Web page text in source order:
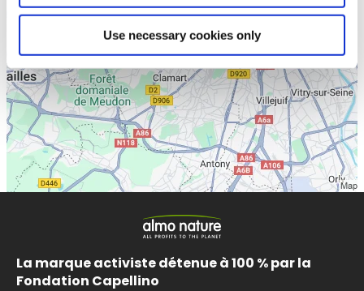
Use necessary cookies only
La marque activiste détenue à 100 % par la
Fondation Capellino